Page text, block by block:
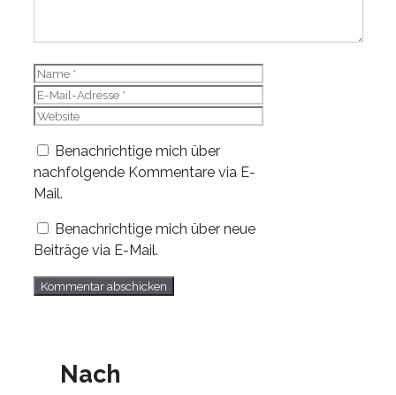
Name
E-
Mail-
Website
Benachrichtige mich über
nachfolgende Kommentare via E-
Mail.
Benachrichtige mich über neue
Beiträge via E-Mail.
Nach